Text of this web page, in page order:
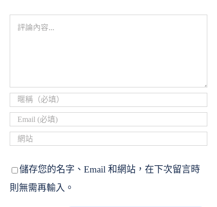
儲存您的名字、Email 和網站，在下次留言時
則無需再輸入。